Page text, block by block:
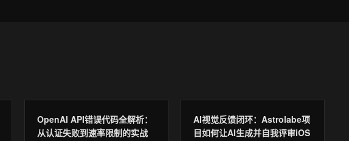
OpenAI API错误代码全解析：
从认证失败到速率限制的实战
AI视觉反馈闭环：Astrolabe项
目如何让AI生成并自我评审iOS